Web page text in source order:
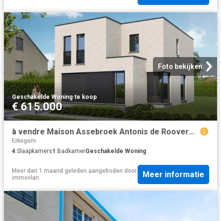
Foto bekijken
Geschakelde Woning·te koop
€ 615.000
à vendre Maison Assebroek Antonis de Rooverestraat
Erkegem
4 Slaapkamers1 BadkamerGeschakelde Woning
Meer dan 1 maand geleden aangeboden door
immovlan
Meer informatie